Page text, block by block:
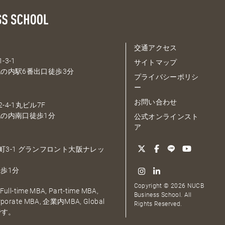
3-1
内駅6番出口徒歩3分
4-1丸ビル7F
内南口徒歩1分
3-1 グランフロント大阪ナレッ
1分
time MBA, Part-time MBA,
MBA, 企業内MBA, Global
。
交通アクセス
サイトマップ
プライバシーポリシ
ー
お問い合わせ
公式オンラインスト
ア
Copyright © 2026 NUCB
Business School. All
Rights Reserved.